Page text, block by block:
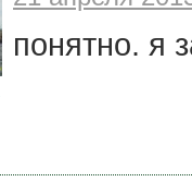
понятно. я